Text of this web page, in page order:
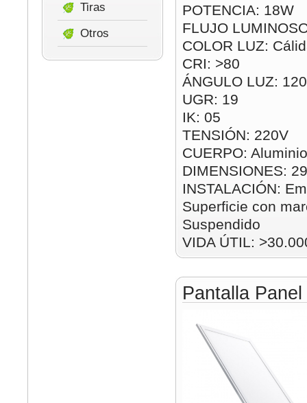
POTENCIA: 18W
FLUJO
COLOR LUZ:
CRI: >80
ÁNGULO LUZ:
UGR: 19
IK: 05
TENSIÓN: 220V
CUERPO:
DIMENSIONES:
INSTALACIÓN:
Superficie con
Suspendido
VIDA ÚTIL:
Pantalla
Tiras
Otros